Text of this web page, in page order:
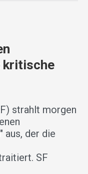
kritische
strahlt morgen
aus, der die
SF